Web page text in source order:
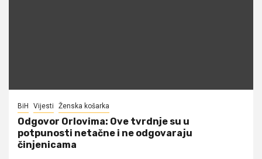
BiH Vijesti Ženska košarka
Odgovor Orlovima: ​Ove tvrdnje su u
potpunosti netačne i ne odgovaraju
činjenicama